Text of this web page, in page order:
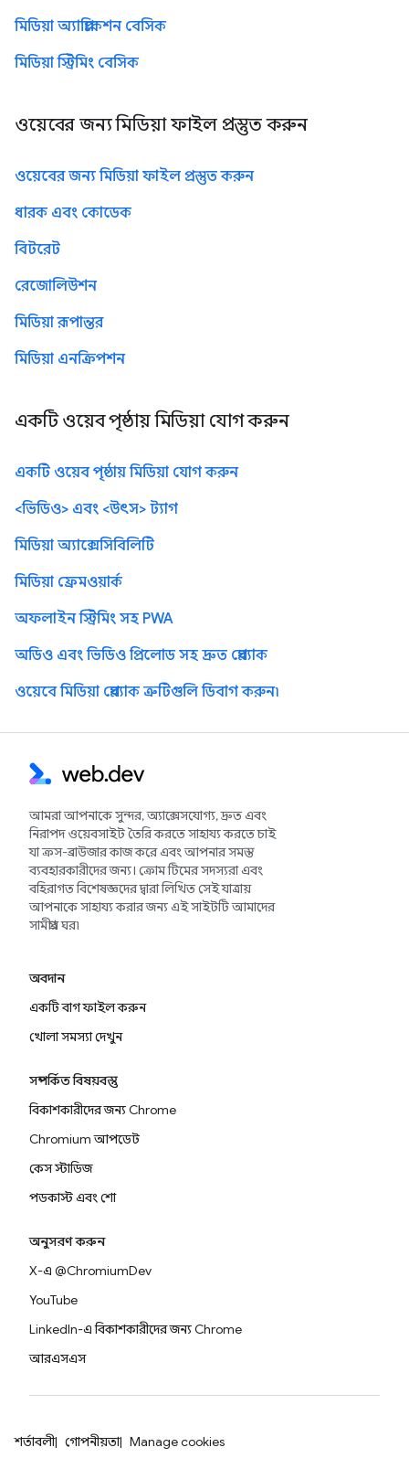
মিডিয়া অ্যাপ্লিকেশন বেসিক
মিডিয়া স্ট্রিমিং বেসিক
ওয়েবের জন্য মিডিয়া ফাইল প্রস্তুত করুন
ওয়েবের জন্য মিডিয়া ফাইল প্রস্তুত করুন
ধারক এবং কোডেক
বিটরেট
রেজোলিউশন
মিডিয়া রূপান্তর
মিডিয়া এনক্রিপশন
একটি ওয়েব পৃষ্ঠায় মিডিয়া যোগ করুন
একটি ওয়েব পৃষ্ঠায় মিডিয়া যোগ করুন
<ভিডিও> এবং <উৎস> ট্যাগ
মিডিয়া অ্যাক্সেসিবিলিটি
মিডিয়া ফ্রেমওয়ার্ক
অফলাইন স্ট্রিমিং সহ PWA
অডিও এবং ভিডিও প্রিলোড সহ দ্রুত প্লেব্যাক
ওয়েবে মিডিয়া প্লেব্যাক ত্রুটিগুলি ডিবাগ করুন৷
আমরা আপনাকে সুন্দর, অ্যাক্সেসযোগ্য, দ্রুত এবং
নিরাপদ ওয়েবসাইট তৈরি করতে সাহায্য করতে চাই
যা ক্রস-ব্রাউজার কাজ করে এবং আপনার সমস্ত
ব্যবহারকারীদের জন্য। ক্রোম টিমের সদস্যরা এবং
বহিরাগত বিশেষজ্ঞদের দ্বারা লিখিত সেই যাত্রায়
আপনাকে সাহায্য করার জন্য এই সাইটটি আমাদের
সামগ্রীর ঘর৷
অবদান
একটি বাগ ফাইল করুন
খোলা সমস্যা দেখুন
সম্পর্কিত বিষয়বস্তু
বিকাশকারীদের জন্য Chrome
Chromium আপডেট
কেস স্টাডিজ
পডকাস্ট এবং শো
অনুসরণ করুন
X-এ @ChromiumDev
YouTube
LinkedIn-এ বিকাশকারীদের জন্য Chrome
আরএসএস
শর্তাবলী গোপনীয়তা Manage cookies